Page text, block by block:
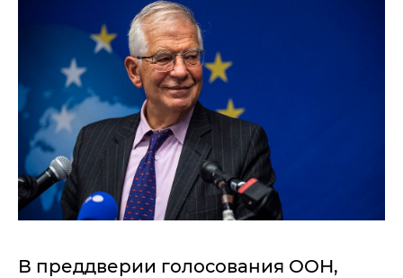
В преддверии голосования ООН,